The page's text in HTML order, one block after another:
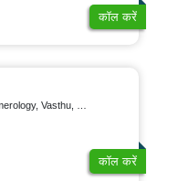
कॉल करें
Psychology, Medical-Astrology
कॉल करें